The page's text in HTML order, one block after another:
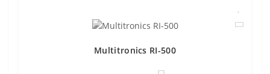
Multitronics RI-500